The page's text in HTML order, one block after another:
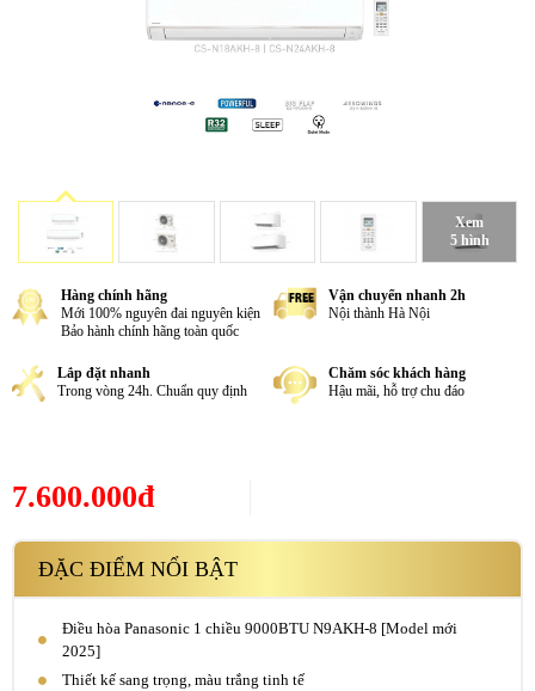
Xem
5 hình
Hàng chính hãng
Mới 100% nguyên đai nguyên kiện
Bảo hành chính hãng toàn quốc
Vận chuyển nhanh 2h
Nội thành Hà Nội
Lắp đặt nhanh
Trong vòng 24h. Chuẩn quy định
Chăm sóc khách hàng
Hậu mãi, hỗ trợ chu đáo
7.600.000đ
ĐẶC ĐIỂM NỔI BẬT
Điều hòa Panasonic 1 chiều 9000BTU N9AKH-8 [Model mới
2025]
Thiết kế sang trọng, màu trắng tinh tế